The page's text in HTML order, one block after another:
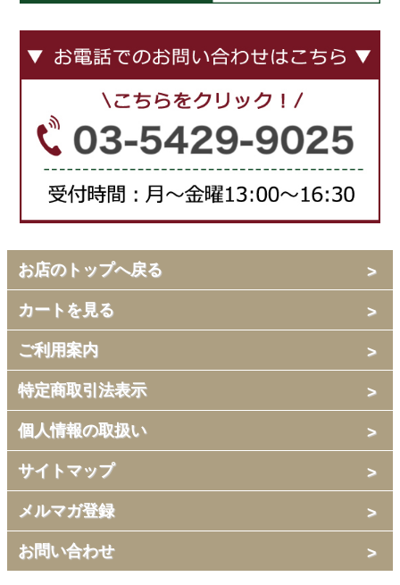
お店のトップへ戻る
カートを見る
ご利用案内
特定商取引法表示
個人情報の取扱い
サイトマップ
メルマガ登録
お問い合わせ